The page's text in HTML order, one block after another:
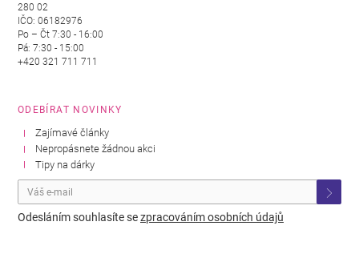
280 02
IČO: 06182976
Po – Čt 7:30 - 16:00
Pá: 7:30 - 15:00
+420 321 711 711
ODEBÍRAT NOVINKY
Zajímavé články
Nepropásnete žádnou akci
Tipy na dárky
Odesláním souhlasíte sezpracováním osobních údajů